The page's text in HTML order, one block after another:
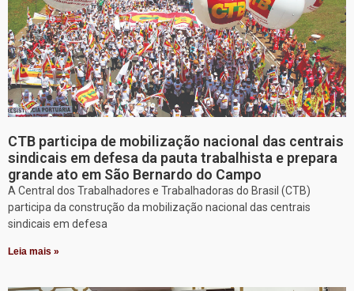
CTB participa de mobilização nacional das centrais
sindicais em defesa da pauta trabalhista e prepara
grande ato em São Bernardo do Campo
A Central dos Trabalhadores e Trabalhadoras do Brasil (CTB)
participa da construção da mobilização nacional das centrais
sindicais em defesa
Leia mais »